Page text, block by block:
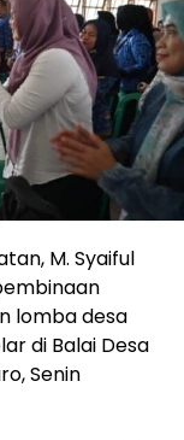
M. Syaiful
lomba desa
di Balai Desa
Senin